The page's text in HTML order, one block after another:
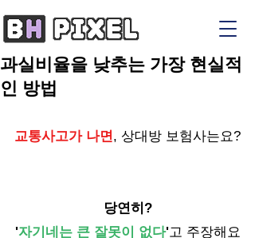
과실비율을 낮추는 가장 현실적
인 방법
교통사고가 나면, 상대방 보험사는요?
당연히?
'자기네는 큰 잘못이 없다'고 주장해요